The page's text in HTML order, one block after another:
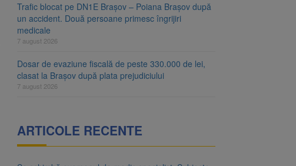
Trafic blocat pe DN1E Brașov – Poiana Brașov după
un accident. Două persoane primesc îngrijiri
medicale
7 august 2026
Dosar de evaziune fiscală de peste 330.000 de lei,
clasat la Brașov după plata prejudiciului
7 august 2026
ARTICOLE RECENTE